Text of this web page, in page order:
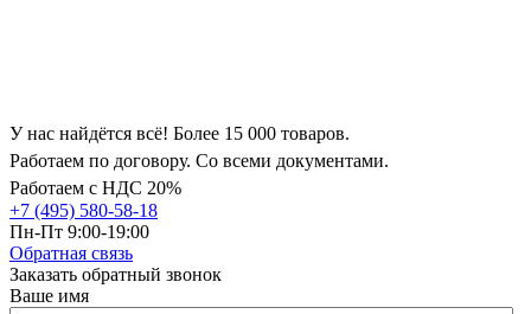
У нас найдётся всё! Более 15 000 товаров.
Работаем по договору. Со всеми документами.
Работаем с НДС 20%
+7 (495) 580-58-18
Пн-Пт 9:00-19:00
Обратная связь
Заказать обратный звонок
Ваше имя